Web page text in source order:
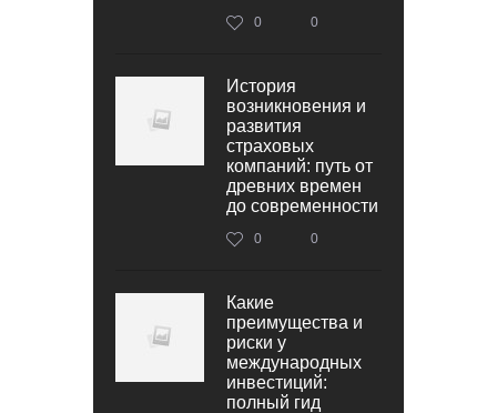
0 0
История
возникновения и
развития
страховых
компаний: путь от
древних времен
до современности
0 0
Какие
преимущества и
риски у
международных
инвестиций:
полный гид